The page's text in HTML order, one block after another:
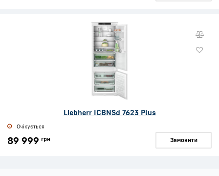
Liebherr ICBNSd 7623 Plus
Очікується
89 999 грн Замовити